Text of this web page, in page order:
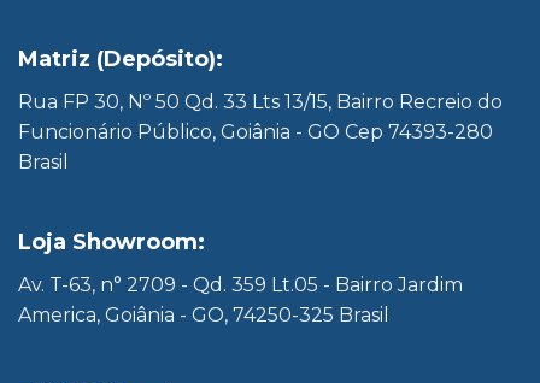
Matriz (Depósito):
Rua FP 30, Nº 50 Qd. 33 Lts 13/15, Bairro Recreio do
Funcionário Público, Goiânia - GO Cep 74393-280
Brasil
Loja Showroom:
Av. T-63, n° 2709 - Qd. 359 Lt.05 - Bairro Jardim
America, Goiânia - GO, 74250-325 Brasil